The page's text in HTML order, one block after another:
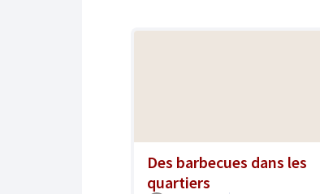
Des barbecues dans les
quartiers